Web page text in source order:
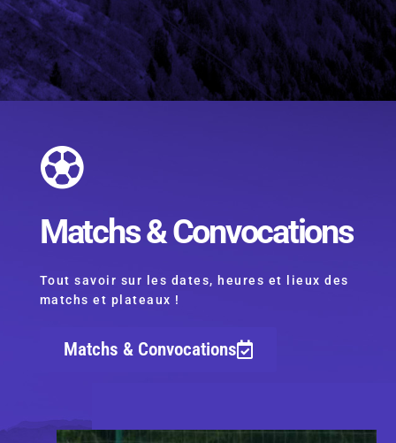
Matchs & Convocations
Tout savoir sur les dates, heures et lieux des
matchs et plateaux !
Matchs & Convocations